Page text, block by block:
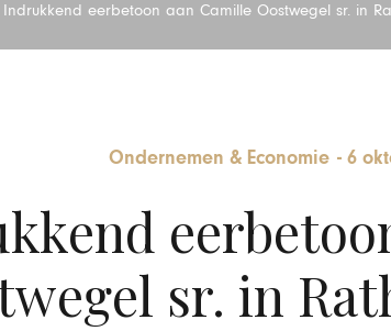
Indrukkend eerbetoon aan Camille Oostwegel sr. in
Ondernemen & Economie -6
sr. in